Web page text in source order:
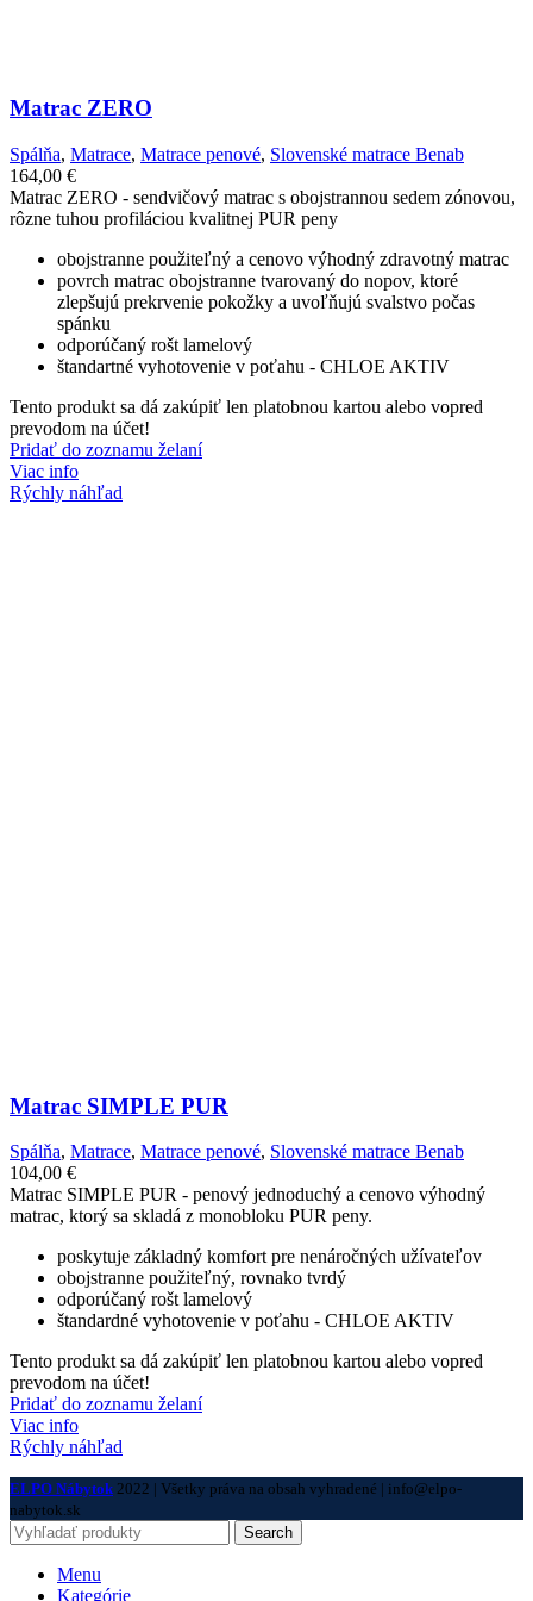
Matrac ZERO
Spálňa, Matrace, Matrace penové, Slovenské matrace Benab
164,00 €
Matrac ZERO - sendvičový matrac s obojstrannou sedem zónovou,
rôzne tuhou profiláciou kvalitnej PUR peny
obojstranne použiteľný a cenovo výhodný zdravotný matrac
povrch matrac obojstranne tvarovaný do nopov, ktoré
zlepšujú prekrvenie pokožky a uvoľňujú svalstvo počas
spánku
odporúčaný rošt lamelový
štandartné vyhotovenie v poťahu - CHLOE AKTIV
Tento produkt sa dá zakúpiť len platobnou kartou alebo vopred
prevodom na účet!
Pridať do zoznamu želaní
Viac info
Rýchly náhľad
Matrac SIMPLE PUR
Spálňa, Matrace, Matrace penové, Slovenské matrace Benab
104,00 €
Matrac SIMPLE PUR - penový jednoduchý a cenovo výhodný
matrac, ktorý sa skladá z monobloku PUR peny.
poskytuje základný komfort pre nenáročných užívateľov
obojstranne použiteľný, rovnako tvrdý
odporúčaný rošt lamelový
štandardné vyhotovenie v poťahu - CHLOE AKTIV
Tento produkt sa dá zakúpiť len platobnou kartou alebo vopred
prevodom na účet!
Pridať do zoznamu želaní
Viac info
Rýchly náhľad
ELPO Nábytok 2022 | Všetky práva na obsah vyhradené | info@elpo-
nabytok.sk
Search
Menu
Kategórie